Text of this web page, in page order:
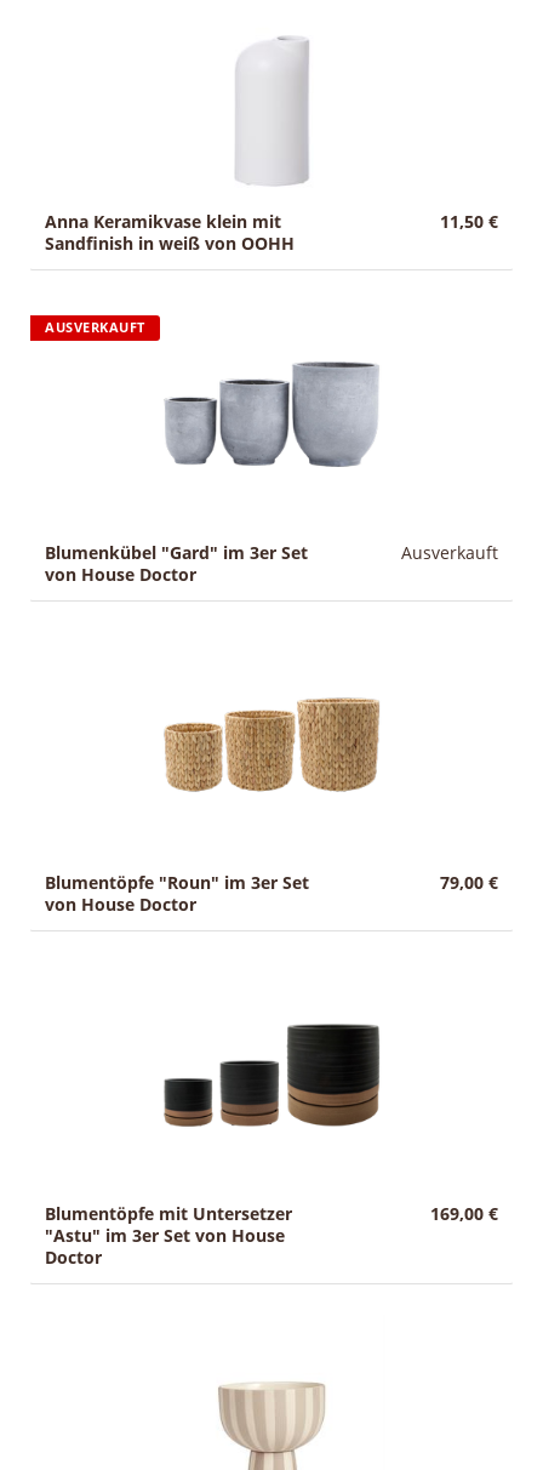
Anna Keramikvase klein mit
Sandfinish in weiß von OOHH
11,50 €
AUSVERKAUFT
Blumenkübel "Gard" im 3er Set
von House Doctor
Ausverkauft
Blumentöpfe "Roun" im 3er Set
von House Doctor
79,00 €
Blumentöpfe mit Untersetzer
"Astu" im 3er Set von House
Doctor
169,00 €